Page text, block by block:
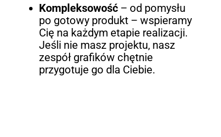
Kompleksowość– od pomysłu
po gotowy produkt – wspieramy
Cię na każdym etapie realizacji.
Jeśli nie masz projektu, nasz
zespół grafików chętnie
przygotuje go dla Ciebie.